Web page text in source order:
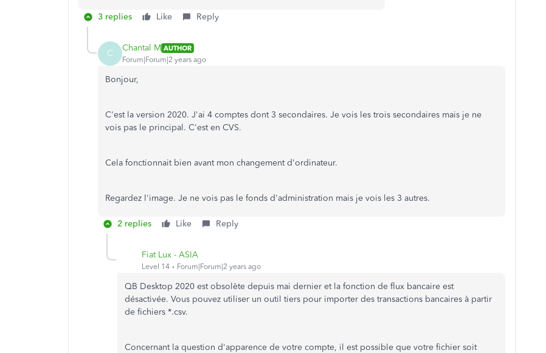
3 replies Like Reply
C Chantal M AUTHOR
Forum|Forum|2 years ago
Bonjour,
C'est la version 2020. J'ai 4 comptes dont 3 secondaires. Je vois les trois secondaires mais je ne
vois pas le principal. C'est en CVS.
Cela fonctionnait bien avant mon changement d'ordinateur.
Regardez l'image. Je ne vois pas le fonds d'administration mais je vois les 3 autres.
2 replies Like Reply
Fiat Lux - ASIA
Level 14 Forum|Forum|2 years ago
QB Desktop 2020 est obsolète depuis mai dernier et la fonction de flux bancaire est
désactivée. Vous pouvez utiliser un outil tiers pour importer des transactions bancaires à partir
de fichiers *.csv.
Concernant la question d'apparence de votre compte, il est possible que votre fichier soit